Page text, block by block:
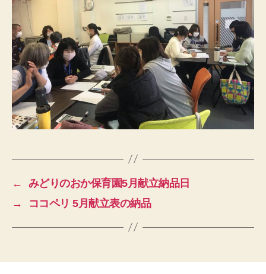
←
みどりのおか保育園5月献立納品日
→
ココペリ 5月献立表の納品